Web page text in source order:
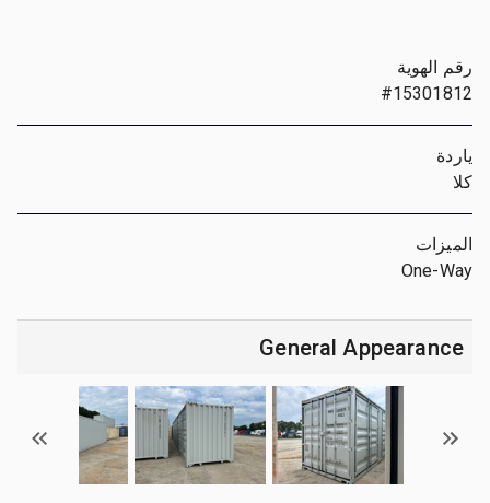
رقم الهوية
#15301812
ياردة
كلا
الميزات
One-Way
General Appearance